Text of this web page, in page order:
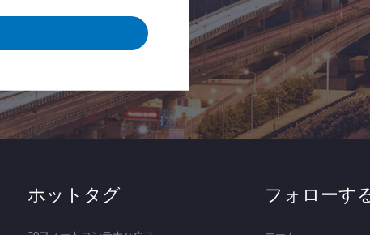
ホットタグ フォローす